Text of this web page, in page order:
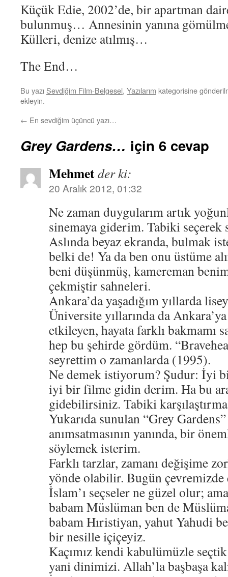
Küçük Edie, 2002’de, bir apartman
bulunmuş… Annesinin yanına
Külleri, denize atılmış…
The End…
Bu yazı Sevdiğim Film-Belgesel, Yazılarım kategorisine
ekleyin.
← En sevdiğim üçüncü yazı…
Grey Gardens… için 6 cevap
Mehmetder ki:
20 Aralık 2012, 01:32
Ne zaman duygularım artık
sinemaya giderim. Tabiki
Aslında beyaz ekranda, bulmak
belki de! Ya da ben onu üstüme
beni düşünmüş, kamereman
çekmiştir sahneleri.
Ankara’da yaşadığım yıllarda
Üniversite yıllarında da
etkileyen, hayata farklı bakmamı
hep bu şehirde gördüm.
seyrettim o zamanlarda (1995).
Ne demek istiyorum? Şudur: İyi
iyi bir filme gidin derim. Ha bu
gidebilirsiniz. Tabiki
Yukarıda sunulan “Grey
anımsatmasının yanında, bir
söylemek isterim.
Farklı tarzlar, zamanı değişime
yönde olabilir. Bugün
İslam’ı seçseler ne güzel olur;
babam Müslüman ben de
babam Hıristiyan, yahut Yahudi
bir nesille içiçeyiz.
Kaçımız kendi kabulümüzle
yani dinimizi. Allah’la başbaşa